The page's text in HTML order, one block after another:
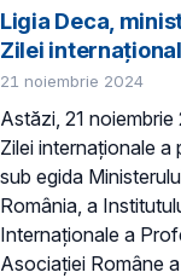
Ligia Deca,
Zilei
21 noiembrie 2024
Astăzi, 21
Zilei internaționale
sub egida
România, a
Internaționale a
Asociației Române